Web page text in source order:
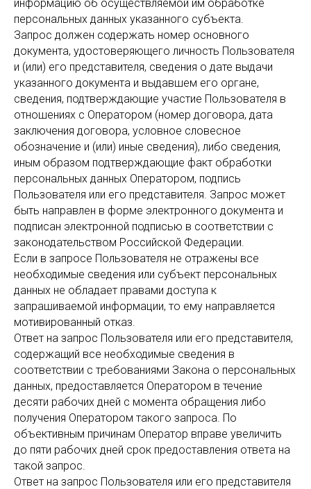
информацию об осуществляемой им обработке
персональных данных указанного субъекта.
Запрос должен содержать номер основного
документа, удостоверяющего личность Пользователя
и (или) его представителя, сведения о дате выдачи
указанного документа и выдавшем его органе,
сведения, подтверждающие участие Пользователя в
отношениях с Оператором (номер договора, дата
заключения договора, условное словесное
обозначение и (или) иные сведения), либо сведения,
иным образом подтверждающие факт обработки
персональных данных Оператором, подпись
Пользователя или его представителя. Запрос может
быть направлен в форме электронного документа и
подписан электронной подписью в соответствии с
законодательством Российской Федерации.
Если в запросе Пользователя не отражены все
необходимые сведения или субъект персональных
данных не обладает правами доступа к
запрашиваемой информации, то ему направляется
мотивированный отказ.
Ответ на запрос Пользователя или его представителя,
содержащий все необходимые сведения в
соответствии с требованиями Закона о персональных
данных, предоставляется Оператором в течение
десяти рабочих дней с момента обращения либо
получения Оператором такого запроса. По
объективным причинам Оператор вправе увеличить
до пяти рабочих дней срок предоставления ответа на
такой запрос.
Ответ на запрос Пользователя или его представителя